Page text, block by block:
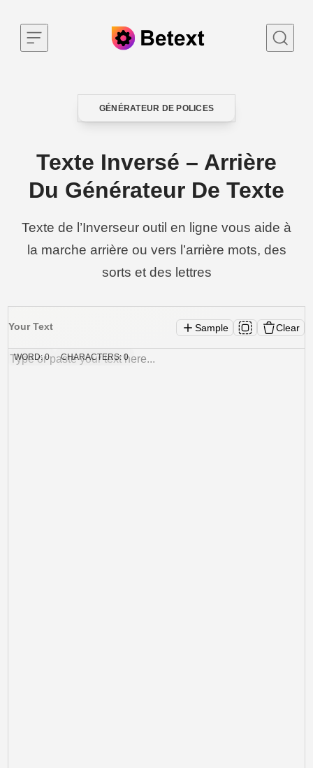
CATEGORY
GÉNÉRATEUR DE POLICES
Texte Inversé – Arrière
Du Générateur De Texte
Texte de l’Inverseur outil en ligne vous aide à
la marche arrière ou vers l’arrière mots, des
sorts et des lettres
Your Text Sample Clear
WORD:0 CHARACTERS: 0